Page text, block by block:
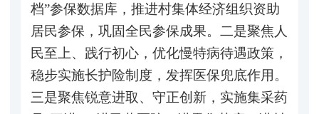
档”参保数据库，推进村集体经济组织资助
居民参保，巩固全民参保成果。二是聚焦人
民至上、践行初心，优化慢特病待遇政策，
稳步实施长护险制度，发挥医保兜底作用。
三是聚焦锐意进取、守正创新，实施集采药